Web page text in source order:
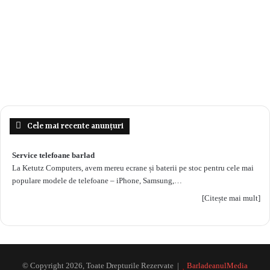
Cele mai recente anunțuri
Service telefoane barlad
La Ketutz Computers, avem mereu ecrane și baterii pe stoc pentru cele mai
populare modele de telefoane – iPhone, Samsung,…
[Citește mai mult]
© Copyright 2026, Toate Drepturile Rezervate | BarladeanulMedia